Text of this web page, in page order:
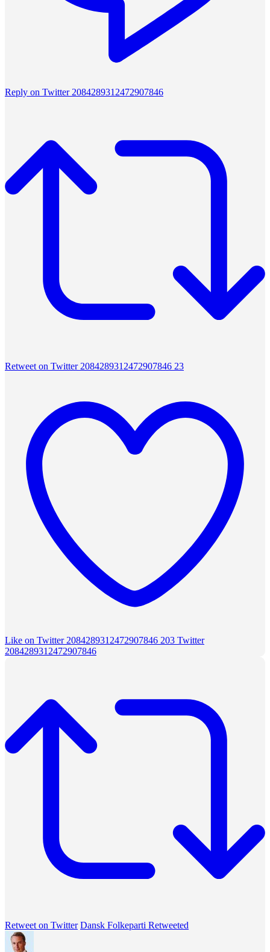
Reply on Twitter 2084289312472907846
Retweet on Twitter 2084289312472907846 23
Like on Twitter 2084289312472907846 203 Twitter
2084289312472907846
Retweet on Twitter Dansk Folkeparti Retweeted